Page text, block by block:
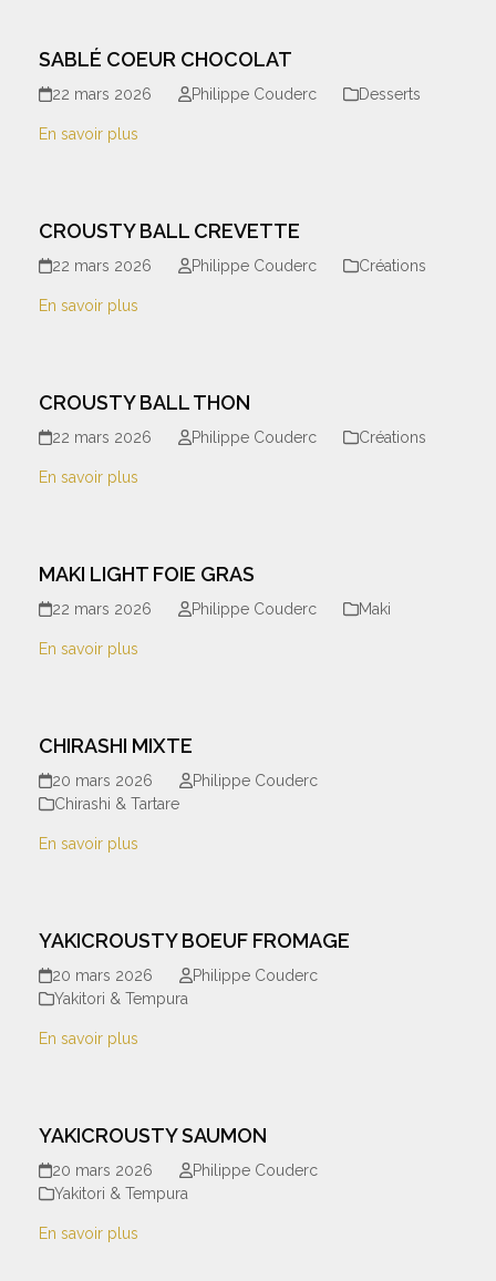
SABLÉ COEUR CHOCOLAT
22 mars 2026 Philippe Couderc Desserts
En savoir plus
CROUSTY BALL CREVETTE
22 mars 2026 Philippe Couderc Créations
En savoir plus
CROUSTY BALL THON
22 mars 2026 Philippe Couderc Créations
En savoir plus
MAKI LIGHT FOIE GRAS
22 mars 2026 Philippe Couderc Maki
En savoir plus
CHIRASHI MIXTE
20 mars 2026
Philippe Couderc
Chirashi & Tartare
En savoir plus
YAKICROUSTY BOEUF FROMAGE
20 mars 2026
Philippe Couderc
Yakitori & Tempura
En savoir plus
YAKICROUSTY SAUMON
20 mars 2026
Philippe Couderc
Yakitori & Tempura
En savoir plus